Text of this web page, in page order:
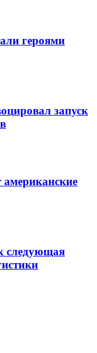
героями
запуск
следующая